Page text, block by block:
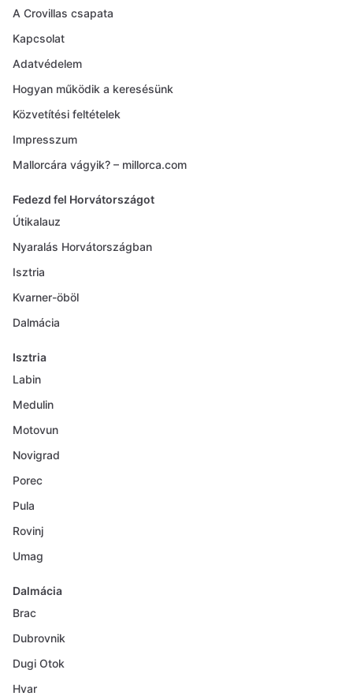
A Crovillas csapata
Kapcsolat
Adatvédelem
Hogyan működik a keresésünk
Közvetítési feltételek
Impresszum
Mallorcára vágyik? – millorca.com
Fedezd fel Horvátországot
Útikalauz
Nyaralás Horvátországban
Isztria
Kvarner-öböl
Dalmácia
Isztria
Labin
Medulin
Motovun
Novigrad
Porec
Pula
Rovinj
Umag
Dalmácia
Brac
Dubrovnik
Dugi Otok
Hvar